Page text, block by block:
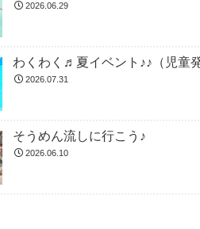
2026.06.29
わくわく♬夏イベント♪♪（児童
2026.07.31
そうめん流しに行こう♪
2026.06.10